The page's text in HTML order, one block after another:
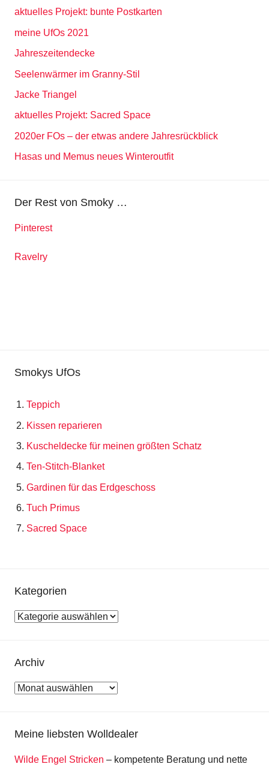
aktuelles Projekt: bunte Postkarten
meine UfOs 2021
Jahreszeitendecke
Seelenwärmer im Granny-Stil
Jacke Triangel
aktuelles Projekt: Sacred Space
2020er FOs – der etwas andere Jahresrückblick
Hasas und Memus neues Winteroutfit
Der Rest von Smoky …
Pinterest
Ravelry
Smokys UfOs
Teppich
Kissen reparieren
Kuscheldecke für meinen größten Schatz
Ten-Stitch-Blanket
Gardinen für das Erdgeschoss
Tuch Primus
Sacred Space
Kategorien
Kategorien
Archiv
Archiv
Meine liebsten Wolldealer
Wilde Engel Stricken – kompetente Beratung und nette